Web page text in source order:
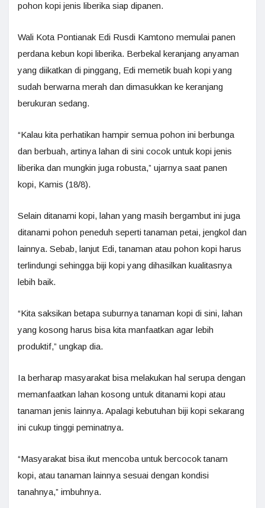
pohon kopi jenis liberika siap dipanen.
Wali Kota Pontianak Edi Rusdi Kamtono memulai panen
perdana kebun kopi liberika. Berbekal keranjang anyaman
yang diikatkan di pinggang, Edi memetik buah kopi yang
sudah berwarna merah dan dimasukkan ke keranjang
berukuran sedang.
“Kalau kita perhatikan hampir semua pohon ini berbunga
dan berbuah, artinya lahan di sini cocok untuk kopi jenis
liberika dan mungkin juga robusta,” ujarnya saat panen
kopi, Kamis (18/8).
Selain ditanami kopi, lahan yang masih bergambut ini juga
ditanami pohon peneduh seperti tanaman petai, jengkol dan
lainnya. Sebab, lanjut Edi, tanaman atau pohon kopi harus
terlindungi sehingga biji kopi yang dihasilkan kualitasnya
lebih baik.
“Kita saksikan betapa suburnya tanaman kopi di sini, lahan
yang kosong harus bisa kita manfaatkan agar lebih
produktif,” ungkap dia.
Ia berharap masyarakat bisa melakukan hal serupa dengan
memanfaatkan lahan kosong untuk ditanami kopi atau
tanaman jenis lainnya. Apalagi kebutuhan biji kopi sekarang
ini cukup tinggi peminatnya.
“Masyarakat bisa ikut mencoba untuk bercocok tanam
kopi, atau tanaman lainnya sesuai dengan kondisi
tanahnya,” imbuhnya.